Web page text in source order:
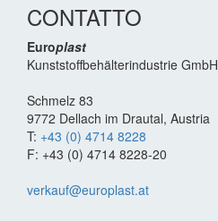
CONTATTO
Europlast
Kunststoffbehälterindustrie GmbH
Schmelz 83
9772 Dellach im Drautal, Austria
T: +43 (0) 4714 8228
F: +43 (0) 4714 8228-20
verkauf@europlast.at